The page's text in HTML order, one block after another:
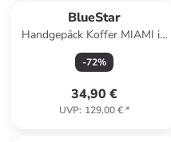
BlueStar
Handgepäck Koffer MIAMI in
Rosa (26L)
-72%
34,90 €
UVP: 129,00 €*